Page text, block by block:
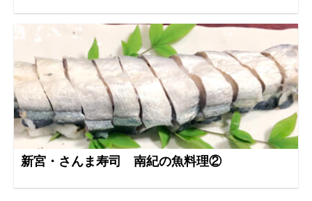
新宮・さんま寿司 南紀の魚料理②